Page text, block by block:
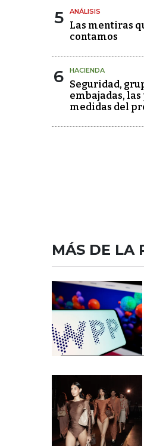
5 ANÁLISIS
Las mentiras
contamos
6 HACIENDA
Seguridad,
embajadas,
medidas del
MÁS DE LA